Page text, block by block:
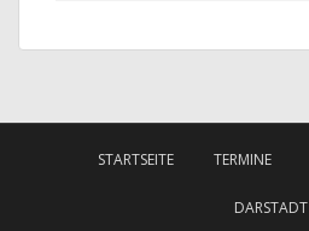
STARTSEITE TERMINE
DARSTADT